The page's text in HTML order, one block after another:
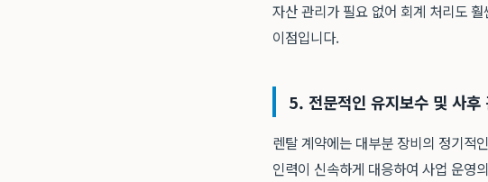
자산 관리가 필요 없어 회계 처리도
이점입니다.
5. 전문적인 유지보수 및 사후
렌탈 계약에는 대부분 장비의 정기적
인력이 신속하게 대응하여 사업 운영